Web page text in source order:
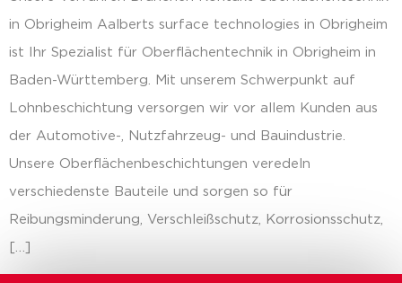
in Obrigheim Aalberts surface technologies in Obrigheim
ist Ihr Spezialist für Oberflächentechnik in Obrigheim in
Baden-Württemberg. Mit unserem Schwerpunkt auf
Lohnbeschichtung versorgen wir vor allem Kunden aus
der Automotive-, Nutzfahrzeug- und Bauindustrie.
Unsere Oberflächenbeschichtungen veredeln
verschiedenste Bauteile und sorgen so für
Reibungsminderung, Verschleißschutz, Korrosionsschutz,